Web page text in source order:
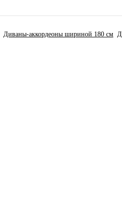
Диваны-аккордеоны шириной 180 см